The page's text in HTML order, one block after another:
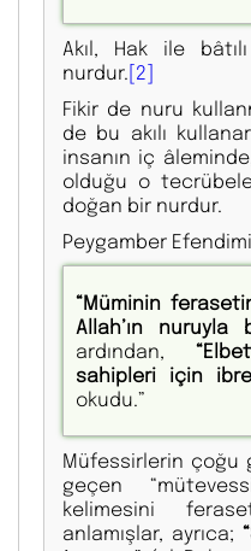
Akıl, Hak ile
nurdur.[2]
Fikir de nuru
de bu akılı
insanın iç
olduğu o
doğan bir nurdur.
Peygamber
“Müminin
Allah’ın nuruyla
ardından,
sahipleri için
okudu.”
Müfessirlerin çoğu
geçen
kelimesini
anlamışlar, ayrıca;